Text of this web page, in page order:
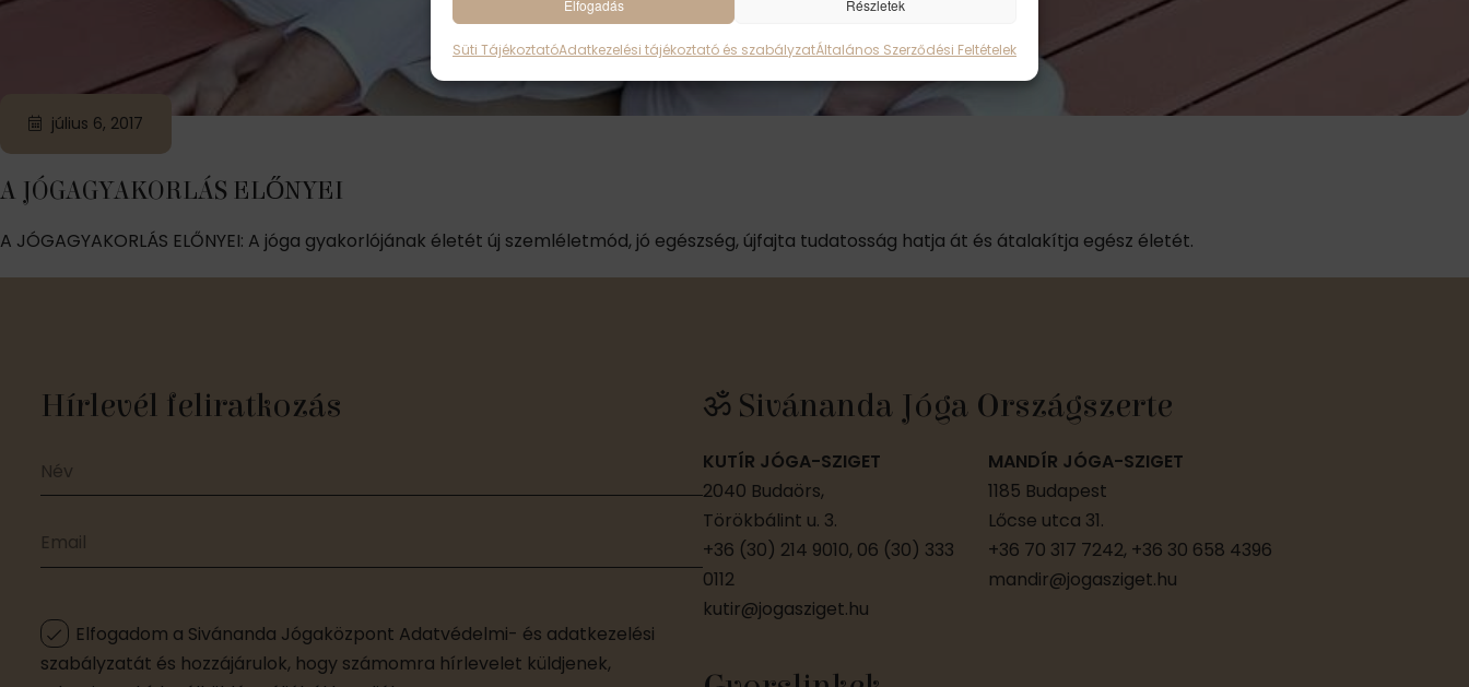
Elfogadás Részletek
Süti TájékoztatóAdatkezelési tájékoztató és szabályzatÁltalános Szerződési Feltételek
július 6, 2017
A JÓGAGYAKORLÁS ELŐNYEI
A JÓGAGYAKORLÁS ELŐNYEI: A jóga gyakorlójának életét új szemléletmód, jó egészség, újfajta tudatosság hatja át és átalakítja egész életét.
Hírlevél feliratkozás
Elfogadom a Sivánanda Jógaközpont Adatvédelmi- és adatkezelési
szabályzatát és hozzájárulok, hogy számomra hírlevelet küldjenek,
ॐ Sivánanda Jóga Országszerte
KUTÍR JÓGA-SZIGET
2040 Budaörs,
Törökbálint u. 3.
+36 (30) 214 9010, 06 (30) 333
0112
kutir@jogasziget.hu
MANDÍR JÓGA-SZIGET
1185 Budapest
Lőcse utca 31.
+36 70 317 7242, +36 30 658 4396
mandir@jogasziget.hu